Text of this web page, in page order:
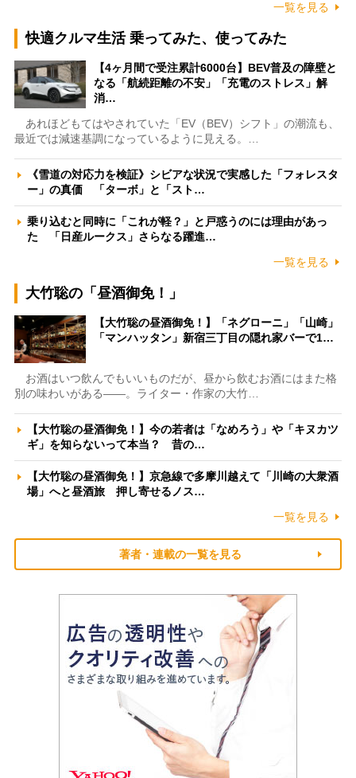
一覧を見る
快適クルマ生活 乗ってみた、使ってみた
【4ヶ月間で受注累計6000台】BEV普及の障壁と
なる「航続距離の不安」「充電のストレス」解
消…
あれほどもてはやされていた「EV（BEV）シフト」の潮流も、
最近では減速基調になっているように見える。…
《雪道の対応力を検証》シビアな状況で実感した「フォレスタ
ー」の真価 「ターボ」と「スト…
乗り込むと同時に「これが軽？」と戸惑うのには理由があっ
た 「日産ルークス」さらなる躍進…
一覧を見る
大竹聡の「昼酒御免！」
【大竹聡の昼酒御免！】「ネグローニ」「山崎」
「マンハッタン」新宿三丁目の隠れ家バーで1…
お酒はいつ飲んでもいいものだが、昼から飲むお酒にはまた格
別の味わいがある――。ライター・作家の大竹…
【大竹聡の昼酒御免！】今の若者は「なめろう」や「キヌカツ
ギ」を知らないって本当？ 昔の…
【大竹聡の昼酒御免！】京急線で多摩川越えて「川崎の大衆酒
場」へと昼酒旅 押し寄せるノス…
一覧を見る
著者・連載の一覧を見る